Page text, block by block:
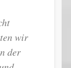
wir
der